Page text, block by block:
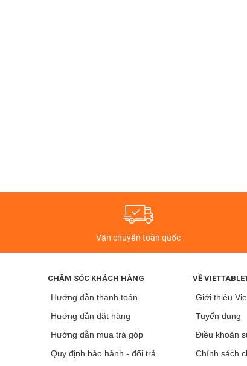
Vận chuyển toàn quốc
CHĂM SÓC KHÁCH HÀNG
Hướng dẫn thanh toán
Hướng dẫn đặt hàng
Hướng dẫn mua trả góp
Quy định bảo hành - đổi trả
VỀ
Giới thiệu
Tuyển dụng
Điều khoản
Chính sách